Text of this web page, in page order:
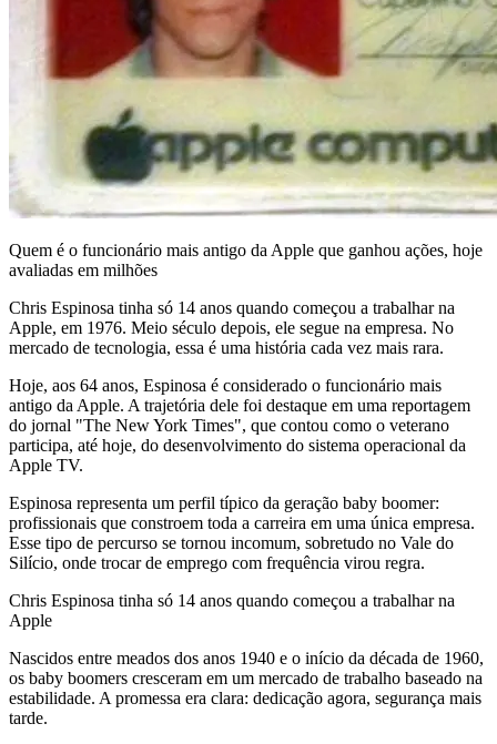
Quem é o funcionário mais antigo da Apple que ganhou ações, hoje
avaliadas em milhões
Chris Espinosa tinha só 14 anos quando começou a trabalhar na
Apple, em 1976. Meio século depois, ele segue na empresa. No
mercado de tecnologia, essa é uma história cada vez mais rara.
Hoje, aos 64 anos, Espinosa é considerado o funcionário mais
antigo da Apple. A trajetória dele foi destaque em uma reportagem
do jornal "The New York Times", que contou como o veterano
participa, até hoje, do desenvolvimento do sistema operacional da
Apple TV.
Espinosa representa um perfil típico da geração baby boomer:
profissionais que constroem toda a carreira em uma única empresa.
Esse tipo de percurso se tornou incomum, sobretudo no Vale do
Silício, onde trocar de emprego com frequência virou regra.
Chris Espinosa tinha só 14 anos quando começou a trabalhar na
Apple
Nascidos entre meados dos anos 1940 e o início da década de 1960,
os baby boomers cresceram em um mercado de trabalho baseado na
estabilidade. A promessa era clara: dedicação agora, segurança mais
tarde.